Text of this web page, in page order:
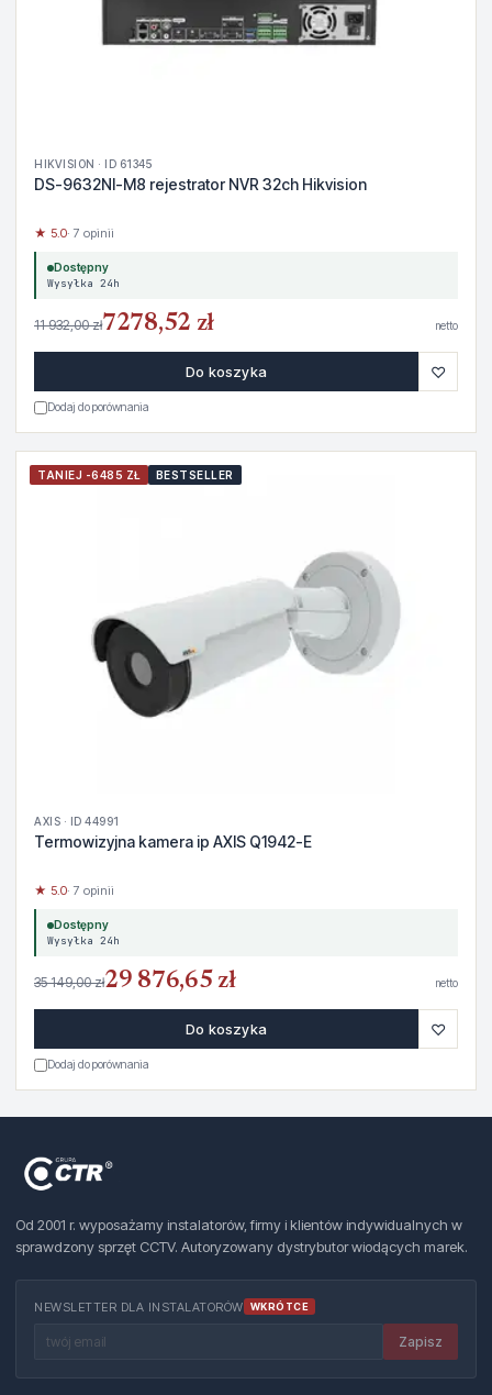
HIKVISION · ID 61345
DS-9632NI-M8 rejestrator NVR 32ch Hikvision
★ 5.0· 7 opinii
Dostępny
Wysyłka 24h
11 932,00 zł7278,52 zł netto
Do koszyka ♡
Dodaj do porównania
TANIEJ -6485 ZŁ BESTSELLER
AXIS · ID 44991
Termowizyjna kamera ip AXIS Q1942-E
★ 5.0· 7 opinii
Dostępny
Wysyłka 24h
35 149,00 zł29 876,65 zł netto
Do koszyka ♡
Dodaj do porównania
Od 2001 r. wyposażamy instalatorów, firmy i klientów indywidualnych w
sprawdzony sprzęt CCTV. Autoryzowany dystrybutor wiodących marek.
NEWSLETTER DLA INSTALATORÓW WKRÓTCE
Zapisz